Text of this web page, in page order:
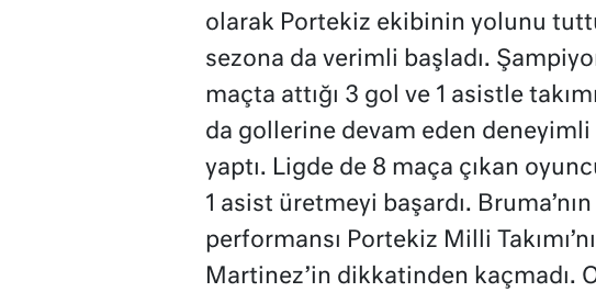
olarak Portekiz ekibinin yolunu
sezona da verimli başladı.
maçta attığı 3 gol ve 1 asistle
da gollerine devam eden
yaptı. Ligde de 8 maça çıkan
1 asist üretmeyi başardı.
performansı Portekiz Milli
Martinez’in dikkatinden kaçmadı.